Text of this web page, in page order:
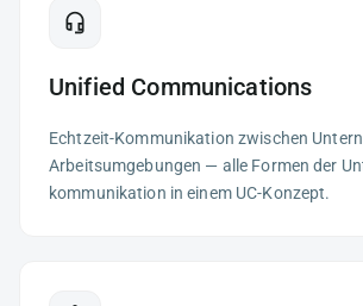
Unified Communications
Echtzeit-Kommunikation zwischen
Arbeitsumgebungen — alle Formen der
kommunikation in einem UC-Konzept.